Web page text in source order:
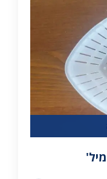
סלסלת גבינת לב ל- 150 מיל'